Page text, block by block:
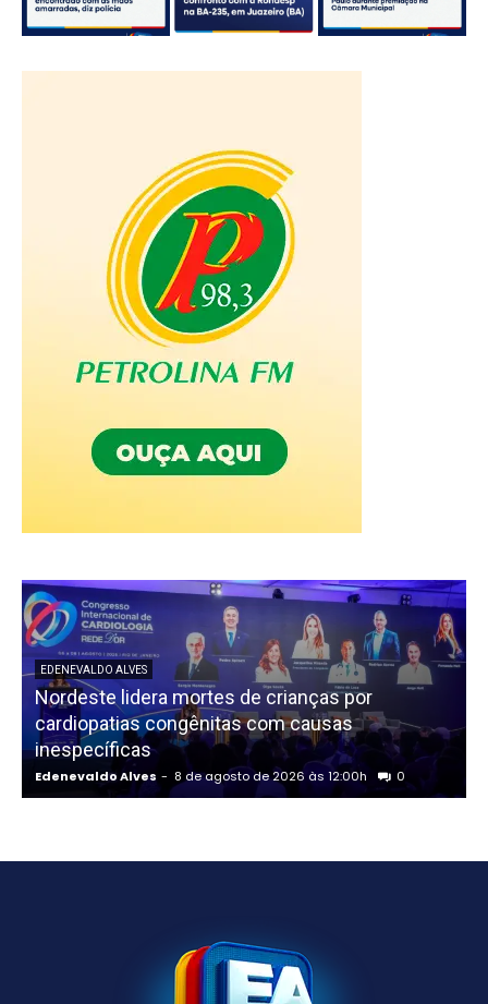
EDENEVALDO ALVES
Nordeste lidera mortes de crianças por
cardiopatias congênitas com causas
inespecíficas
Edenevaldo Alves - 8 de agosto de 2026 às 12:00h 0